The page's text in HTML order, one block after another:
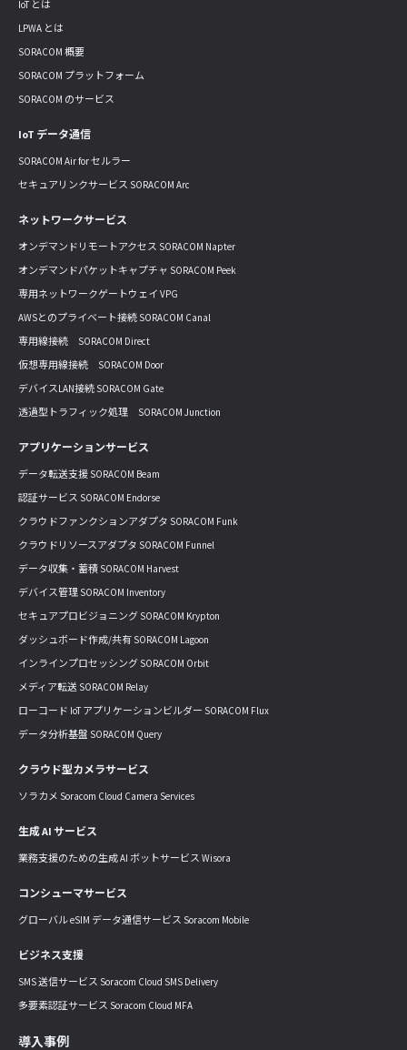
IoT とは
LPWA とは
SORACOM 概要
SORACOM プラットフォーム
SORACOM のサービス
IoT データ通信
SORACOM Air for セルラー
セキュアリンクサービス SORACOM Arc
ネットワークサービス
オンデマンドリモートアクセス SORACOM Napter
オンデマンドパケットキャプチャ SORACOM Peek
専用ネットワークゲートウェイ VPG
AWSとのプライベート接続 SORACOM Canal
専用線接続 SORACOM Direct
仮想専用線接続 SORACOM Door
デバイスLAN接続 SORACOM Gate
透過型トラフィック処理 SORACOM Junction
アプリケーションサービス
データ転送支援 SORACOM Beam
認証サービス SORACOM Endorse
クラウドファンクションアダプタ SORACOM Funk
クラウドリソースアダプタ SORACOM Funnel
データ収集・蓄積 SORACOM Harvest
デバイス管理 SORACOM Inventory
セキュアプロビジョニング SORACOM Krypton
ダッシュボード作成/共有 SORACOM Lagoon
インラインプロセッシング SORACOM Orbit
メディア転送 SORACOM Relay
ローコード IoT アプリケーションビルダー SORACOM Flux
データ分析基盤 SORACOM Query
クラウド型カメラサービス
ソラカメ Soracom Cloud Camera Services
生成 AI サービス
業務支援のための生成 AI ボットサービス Wisora
コンシューマサービス
グローバル eSIM データ通信サービス Soracom Mobile
ビジネス支援
SMS 送信サービス Soracom Cloud SMS Delivery
多要素認証サービス Soracom Cloud MFA
導入事例